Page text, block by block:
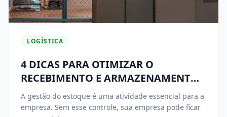
LOGÍSTICA
4 DICAS PARA OTIMIZAR O
RECEBIMENTO E ARMAZENAMENTO
DE MERCADORIAS
A gestão do estoque é uma atividade essencial para a
empresa. Sem esse controle, sua empresa pode ficar